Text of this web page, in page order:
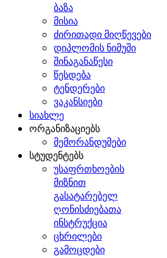
ბაზა
მისია
ძირითადი მიღწევები
დიპლომის ნიმუში
შინაგანაწესი
წესდება
ტენდერები
ვაკანსიები
სიახლე
ორგანიზაციებს
მემორანდუმები
სტუდენტებს
უსაფრთხოების
მიზნით
გასატარებელ
ღონისძიებათა
ინსტრუქცია
ცხრილები
გამოცდები